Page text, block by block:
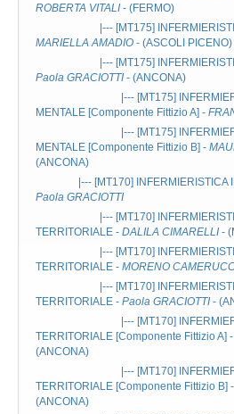
ROBERTA VITALI - (FERMO)
|--- [MT175]
MARIELLA AMADIO - (ASCOLI PICENO)
|--- [MT175]
Paola GRACIOTTI - (ANCONA)
|--- [MT175]
MENTALE [Componente Fittizio A] -
|--- [MT175]
MENTALE [Componente Fittizio B] -
(ANCONA)
|--- [MT170]
INFERMIERISTICA
Paola GRACIOTTI
|--- [MT170]
TERRITORIALE - DALILA CIMARELLI -
|--- [MT170]
TERRITORIALE - MORENO
|--- [MT170]
TERRITORIALE - Paola GRACIOTTI -
|--- [MT170]
TERRITORIALE [Componente Fittizio A] -
(ANCONA)
|--- [MT170]
TERRITORIALE [Componente Fittizio B]
(ANCONA)